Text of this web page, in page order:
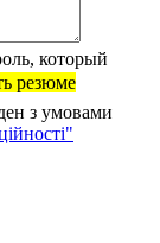
который
резюме
з умовами